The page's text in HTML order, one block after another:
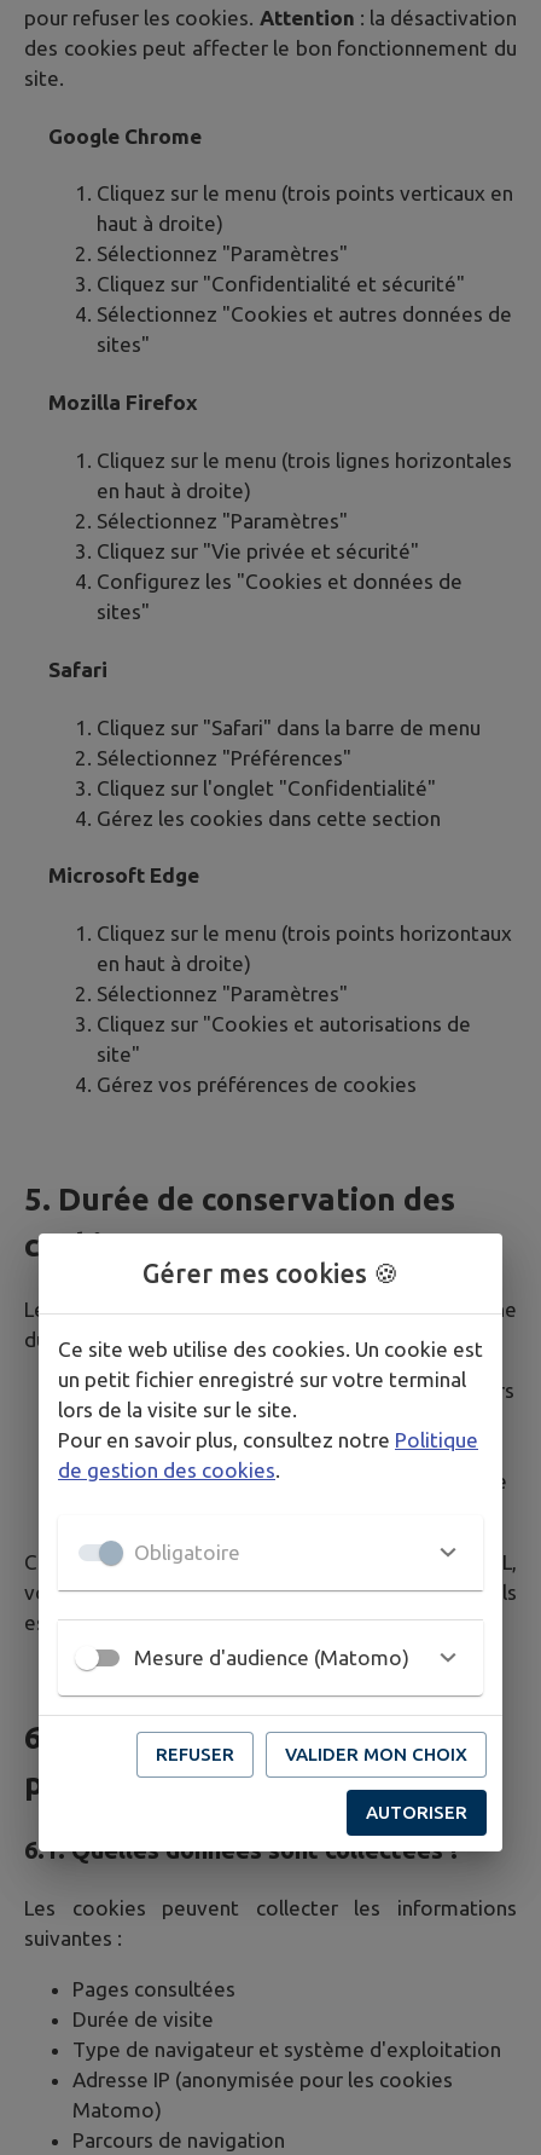
pour refuser les cookies. Attention : la désactivation
des cookies peut affecter le bon fonctionnement du
site.
Google Chrome
Cliquez sur le menu (trois points verticaux en
haut à droite)
Sélectionnez "Paramètres"
Cliquez sur "Confidentialité et sécurité"
Sélectionnez "Cookies et autres données de
sites"
Mozilla Firefox
Cliquez sur le menu (trois lignes horizontales
en haut à droite)
Sélectionnez "Paramètres"
Cliquez sur "Vie privée et sécurité"
Configurez les "Cookies et données de
sites"
Safari
Cliquez sur "Safari" dans la barre de menu
Sélectionnez "Préférences"
Cliquez sur l'onglet "Confidentialité"
Gérez les cookies dans cette section
Microsoft Edge
Cliquez sur le menu (trois points horizontaux
en haut à droite)
Sélectionnez "Paramètres"
Cliquez sur "Cookies et autorisations de
site"
Gérez vos préférences de cookies
5. Durée de conservation des
cookies
Les cookies déposés sur votre terminal ont une
durée de vie limitée :
Cookies techniques (intramuros-*) : 120 jours
Cookies analytiques (Matomo)
maximum
Cookies de session: supprimés à la fermeture
Conformément aux recommandations de la CNIL,
votre consentement pour les cookies non essentiels
est valable6 mois.
6. Cookies et données
personnelles
6.1. Quelles données sont collectées ?
Les cookies peuvent collecter les informations
suivantes :
Pages consultées
Durée de visite
Type de navigateur et système d'exploitation
Adresse IP (anonymisée pour les cookies
Matomo)
Parcours de navigation
Gérer mes cookies 🍪
Ce site web utilise des cookies. Un cookie est
un petit fichier enregistré sur votre terminal
lors de la visite sur le site.
Pour en savoir plus, consultez notre Politique
de gestion des cookies
Obligatoire
Mesure d'audience (Matomo)
REFUSER VALIDER MON CHOIX
AUTORISER